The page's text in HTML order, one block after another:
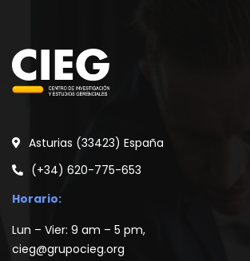
Asturias (33423) España
(+34) 620-775-653
Horario:
Lun – Vier: 9 am – 5 pm,
cieg@grupocieg.org